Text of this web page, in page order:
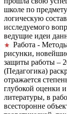
школе по
логическую
исследуемого
ведущие идеи
Работа -
рисунки,
защиты работы –
(Педагогика)
отражается
глубокой оценки
литературы, в
всесторонне